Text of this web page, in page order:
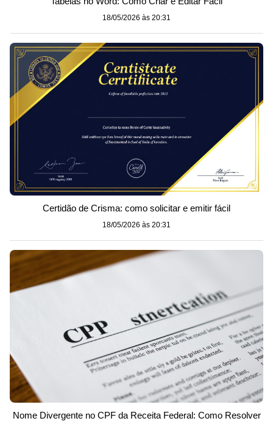
18/05/2026 às 20:31
Certidão de Crisma: como solicitar e emitir fácil
18/05/2026 às 20:31
Nome Divergente no CPF da Receita Federal: Como Resolver